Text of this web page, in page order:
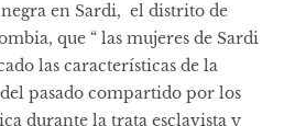
en Sardi, el distrito de
que “ las mujeres de Sardi
las características de la
pasado compartido por los
durante la trata esclavista y